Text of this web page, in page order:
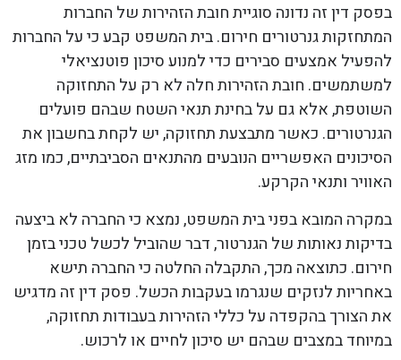
בפסק דין זה נדונה סוגיית חובת הזהירות של החברות
המתחזקות גנרטורים חירום. בית המשפט קבע כי על החברות
להפעיל אמצעים סבירים כדי למנוע סיכון פוטנציאלי
למשתמשים. חובת הזהירות חלה לא רק על התחזוקה
השוטפת, אלא גם על בחינת תנאי השטח שבהם פועלים
הגנרטורים. כאשר מתבצעת תחזוקה, יש לקחת בחשבון את
הסיכונים האפשריים הנובעים מהתנאים הסביבתיים, כמו מזג
האוויר ותנאי הקרקע.
במקרה המובא בפני בית המשפט, נמצא כי החברה לא ביצעה
בדיקות נאותות של הגנרטור, דבר שהוביל לכשל טכני בזמן
חירום. כתוצאה מכך, התקבלה החלטה כי החברה תישא
באחריות לנזקים שנגרמו בעקבות הכשל. פסק דין זה מדגיש
את הצורך בהקפדה על כללי הזהירות בעבודות תחזוקה,
במיוחד במצבים שבהם יש סיכון לחיים או לרכוש.